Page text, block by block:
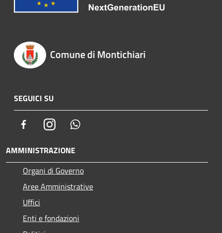
Comune di Montichiari
SEGUICI SU
FacebookInstagram
AMMINISTRAZIONE
Organi di Governo
Aree Amministrative
Uffici
Enti e fondazioni